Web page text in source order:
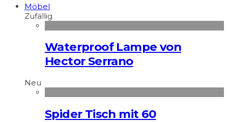
Möbel
Zufällig
Waterproof Lampe von
Hector Serrano
Neu
Spider Tisch mit 60